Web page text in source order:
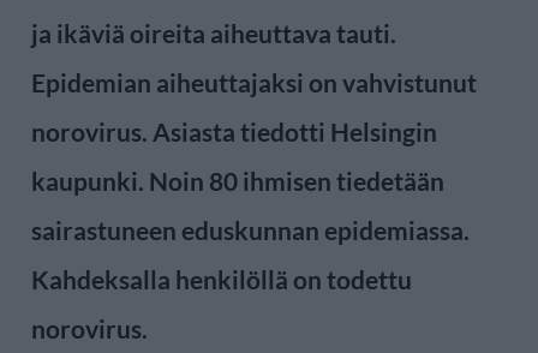
ja ikäviä oireita aiheuttava tauti.
Epidemian aiheuttajaksi on vahvistunut
norovirus. Asiasta tiedotti Helsingin
kaupunki. Noin 80 ihmisen tiedetään
sairastuneen eduskunnan epidemiassa.
Kahdeksalla henkilöllä on todettu
norovirus.